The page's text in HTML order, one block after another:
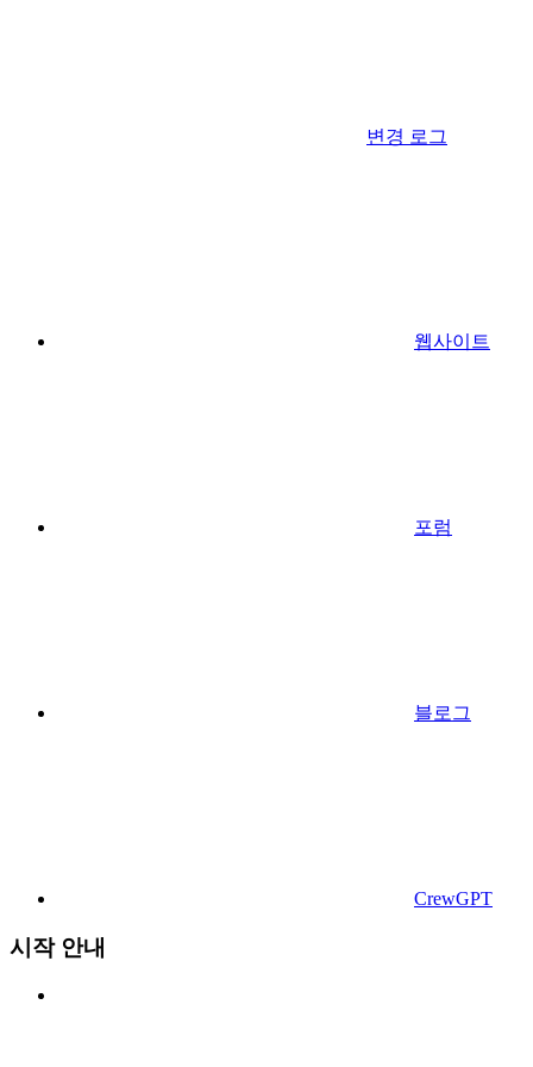
변경 로그
웹사이트
포럼
블로그
CrewGPT
시작 안내